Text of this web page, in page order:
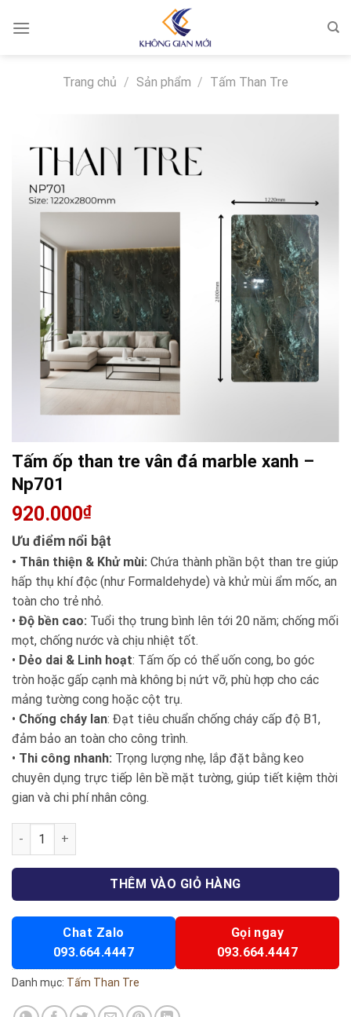
Trang chủ / Sản phẩm / Tấm Than Tre
Tấm ốp than tre vân đá marble xanh –
Np701
920.000₫
Ưu điểm nổi bật
• Thân thiện & Khử mùi: Chứa thành phần bột than tre giúp
hấp thụ khí độc (như Formaldehyde) và khử mùi ẩm mốc, an
toàn cho trẻ nhỏ.
• Độ bền cao: Tuổi thọ trung bình lên tới 20 năm; chống mối
mọt, chống nước và chịu nhiệt tốt.
• Dẻo dai & Linh hoạt: Tấm ốp có thể uốn cong, bo góc
tròn hoặc gấp cạnh mà không bị nứt vỡ, phù hợp cho các
mảng tường cong hoặc cột trụ.
• Chống cháy lan: Đạt tiêu chuẩn chống cháy cấp độ B1,
đảm bảo an toàn cho công trình.
• Thi công nhanh: Trọng lượng nhẹ, lắp đặt bằng keo
chuyên dụng trực tiếp lên bề mặt tường, giúp tiết kiệm thời
gian và chi phí nhân công.
Tấm ốp than tre vân đá marble xanh - Np701 số lượng
THÊM VÀO GIỎ HÀNG
Chat Zalo
093.664.4447
Gọi ngay
093.664.4447
Danh mục: Tấm Than Tre